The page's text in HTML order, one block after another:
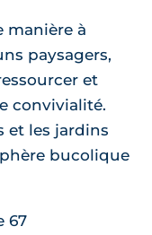
manière à
paysagers,
et
convivialité.
et les jardins
bucolique
67